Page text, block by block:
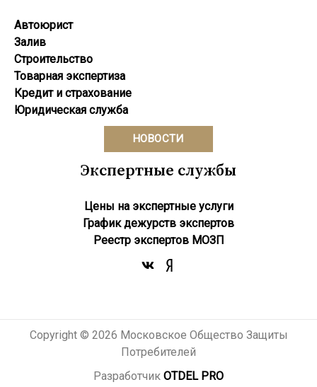
Автоюрист
Залив
Строительство
Товарная экспертиза
Кредит и страхование
Юридическая служба
НОВОСТИ
Экспертные службы
Цены на экспертные услуги
График дежурств экспертов
Реестр экcпертов МОЗП
Copyright © 2026 Московское Общество Защиты
Потребителей
Разработчик OTDEL PRO